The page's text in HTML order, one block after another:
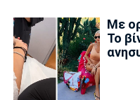
Με
Το